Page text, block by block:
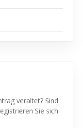
veraltet? Sind
Sie sich